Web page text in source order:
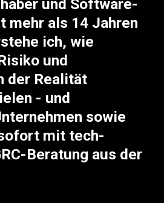
und Software-
mehr als 14 Jahren
ich, wie
und
der Realität
- und
sowie
mit tech-
Beratung aus der